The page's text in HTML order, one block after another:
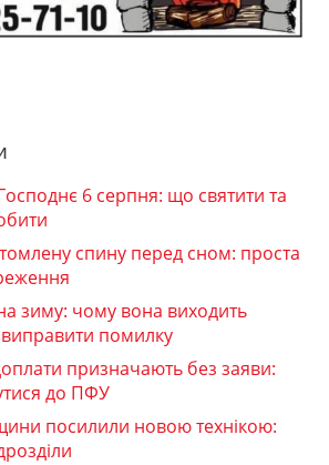
6 серпня: що святити та
спину перед сном: проста
зиму: чому вона виходить
помилку
призначають без заяви:
до ПФУ
посилили новою технікою: